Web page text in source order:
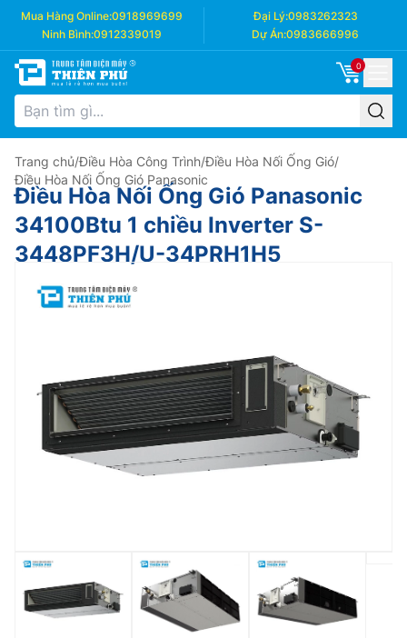
Mua Hàng Online:0918969699 Đại Lý:0983262323
Ninh Bình:0912339019 Dự Án:0983666996
0
Trang chủ/Điều Hòa Công Trình/Điều Hòa Nối Ống Gió/
Điều Hòa Nối Ống Gió Panasonic
Điều Hòa Nối Ống Gió Panasonic
34100Btu 1 chiều Inverter S-
3448PF3H/U-34PRH1H5